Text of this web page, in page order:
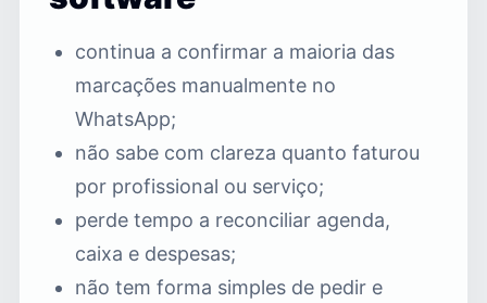
continua a confirmar a maioria das
marcações manualmente no
WhatsApp;
não sabe com clareza quanto faturou
por profissional ou serviço;
perde tempo a reconciliar agenda,
caixa e despesas;
não tem forma simples de pedir e